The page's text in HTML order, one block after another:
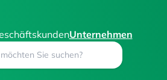
Unternehmen